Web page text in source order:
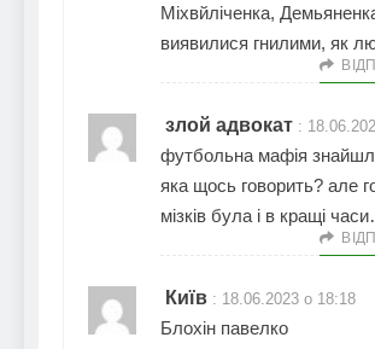
Міхвйліченка,
виявилися гнилими, як
злой адвокат :
футбольна мафія
яка щось говорить? але
мізків була і в кращі
Київ : 18.06.2023 о 18:18
Блохін павелко